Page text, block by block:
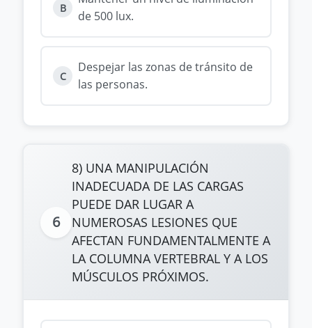
B
de 500 lux.
C
Despejar las zonas de tránsito de
las personas.
6
8) UNA MANIPULACIÓN
INADECUADA DE LAS CARGAS
PUEDE DAR LUGAR A
NUMEROSAS LESIONES QUE
AFECTAN FUNDAMENTALMENTE A
LA COLUMNA VERTEBRAL Y A LOS
MÚSCULOS PRÓXIMOS.